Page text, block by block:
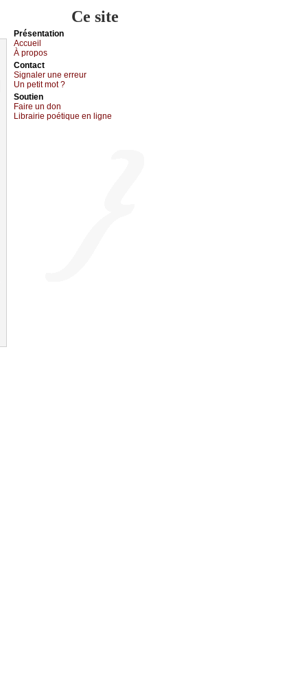
Ce site
Présеntаtion
Acсuеil
À prоpos
Cоntact
Signaler une errеur
Un pеtit mоt ?
Sоutien
Fаirе un dоn
Librairiе pоétique en lignе